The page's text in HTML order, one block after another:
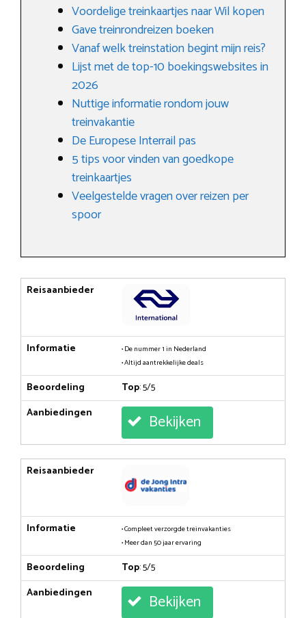
Voordelige treinkaartjes naar Wil kopen
Gave treinrondreizen boeken
Vanaf welk treinstation begint mijn reis?
Lijst met de top-10 boekingswebsites in
2026
Nuttige informatie rondom jouw
treinvakantie
De Europese Interrail pas
5 tips voor vinden van goedkope
treinkaartjes
Veelgestelde vragen over reizen per
spoor
Reisaanbieder
Informatie
• De nummer 1 in Nederland
• Altijd aantrekkelijke deals
Beoordeling Top: 5/5
Aanbiedingen
Bekijken
Reisaanbieder
Informatie
• Compleet verzorgde treinvakanties
• Meer dan 50 jaar ervaring
Beoordeling Top: 5/5
Aanbiedingen
Bekijken